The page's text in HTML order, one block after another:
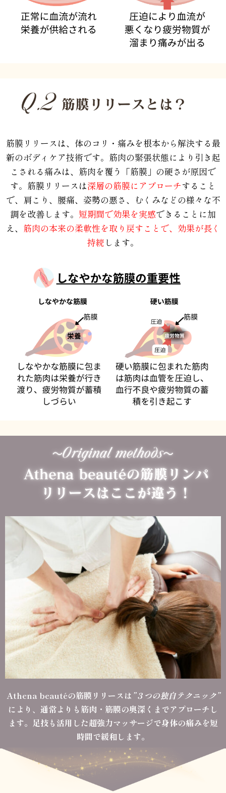
筋膜リリースは、体のコリ・痛みを根本から解決する最
新のボディケア技術です。筋肉の緊張状態により引き起
こされる痛みは、筋肉を覆う「筋膜」の硬さが原因で
す。筋膜リリースは深層の筋膜にアプローチすること
で、肩こり、腰痛、姿勢の悪さ、むくみなどの様々な不
調を改善します。 短期間で効果を実感できることに加
え、 筋肉の本来の柔軟性を取り戻すことで、効果が長く
持続 します。
Athena beautéの筋膜リリースは ”３つの独自テクニック”
により、通常よりも筋肉・筋膜の奥深くまでアプローチし
ます。足技も活用した超強力マッサージで身体の痛みを短
時間で緩和します。